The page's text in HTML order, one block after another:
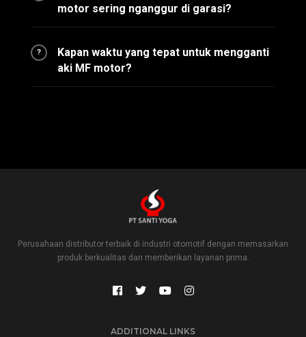
motor sering nganggur di garasi?
?
Kapan waktu yang tepat untuk mengganti
aki MF motor?
Perusahaan distributor terbaik di industri otomotif dengan memasarkan
produk berkualitas dan memberikan layanan prima.
ADDITIONAL LINKS